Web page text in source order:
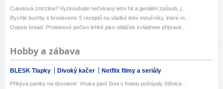
Cuketová zmrzlina? Vyzkoušejte nečekaný letní hit a geniální způsob, j...
Rychlé buchty s broskvemi: 5 receptů na sladké letní moučníky, které m...
Oopsie bread: Proteinové pečivo lehké jako obláček zvládnete připravit...
Hobby a zábava
BLESK Tlapky Divoký kačer Netflix filmy a seriály
Přibývá paniky na dovolené: Vnuka paní Soni v hotelu poštípaly štěnice...